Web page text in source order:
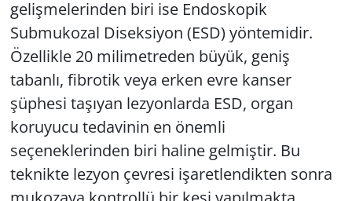
gelişmelerinden biri ise Endoskopik
Submukozal Diseksiyon (ESD) yöntemidir.
Özellikle 20 milimetreden büyük, geniş
tabanlı, fibrotik veya erken evre kanser
şüphesi taşıyan lezyonlarda ESD, organ
koruyucu tedavinin en önemli
seçeneklerinden biri haline gelmiştir. Bu
teknikte lezyon çevresi işaretlendikten sonra